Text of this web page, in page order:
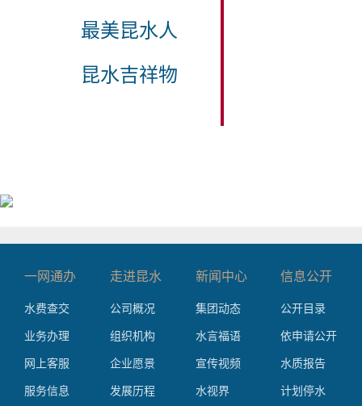
最美昆水人
昆水吉祥物
一网通办
水费查交
业务办理
网上客服
服务信息
走进昆水
公司概况
组织机构
企业愿景
发展历程
新闻中心
集团动态
水言福语
宣传视频
水视界
信息公开
公开目录
依申请公开
水质报告
计划停水